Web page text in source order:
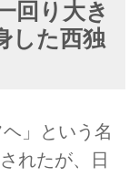
回り大き
した西独
」という名
れたが、日